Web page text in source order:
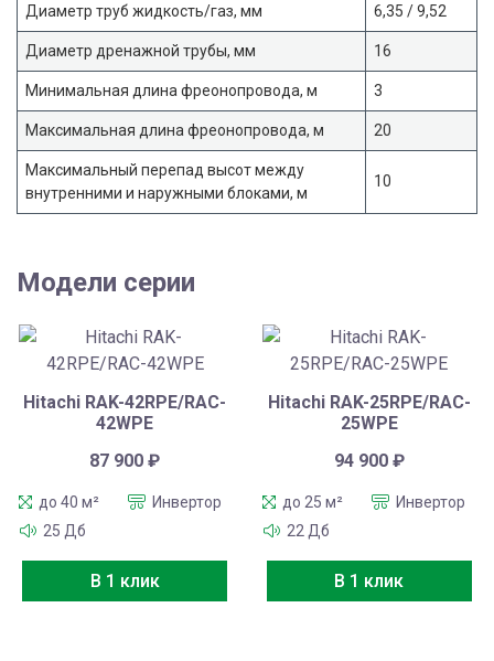
Диаметр труб жидкость/газ, мм 6,35 / 9,52
Диаметр дренажной трубы, мм 16
Минимальная длина фреонопровода, м 3
Максимальная длина фреонопровода, м 20
Максимальный перепад высот между
внутренними и наружными блоками, м
10
Модели серии
Hitachi RAK-42RPE/RAC-
42WPE
87 900₽
до 40 м²
Инвертор
25 Дб
В 1 клик
Hitachi RAK-25RPE/RAC-
25WPE
94 900 ₽
до 25 м²
Инвертор
22 Дб
В 1 клик